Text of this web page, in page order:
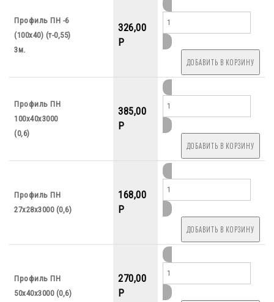
Профиль ПН -6
(100х40) (т-0,55)
3м.
326,00
P
Профиль ПН
100х40х3000
(0,6)
385,00
P
Профиль ПН
27х28х3000 (0,6)
168,00
P
Профиль ПН
50х40х3000 (0,6)
270,00
P